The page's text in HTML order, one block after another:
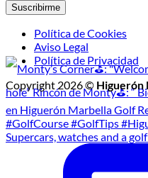
Supercars, watches and a
Política de Cookies
Aviso Legal
Política de Privacidad
Copyright 2026 © Higuerón